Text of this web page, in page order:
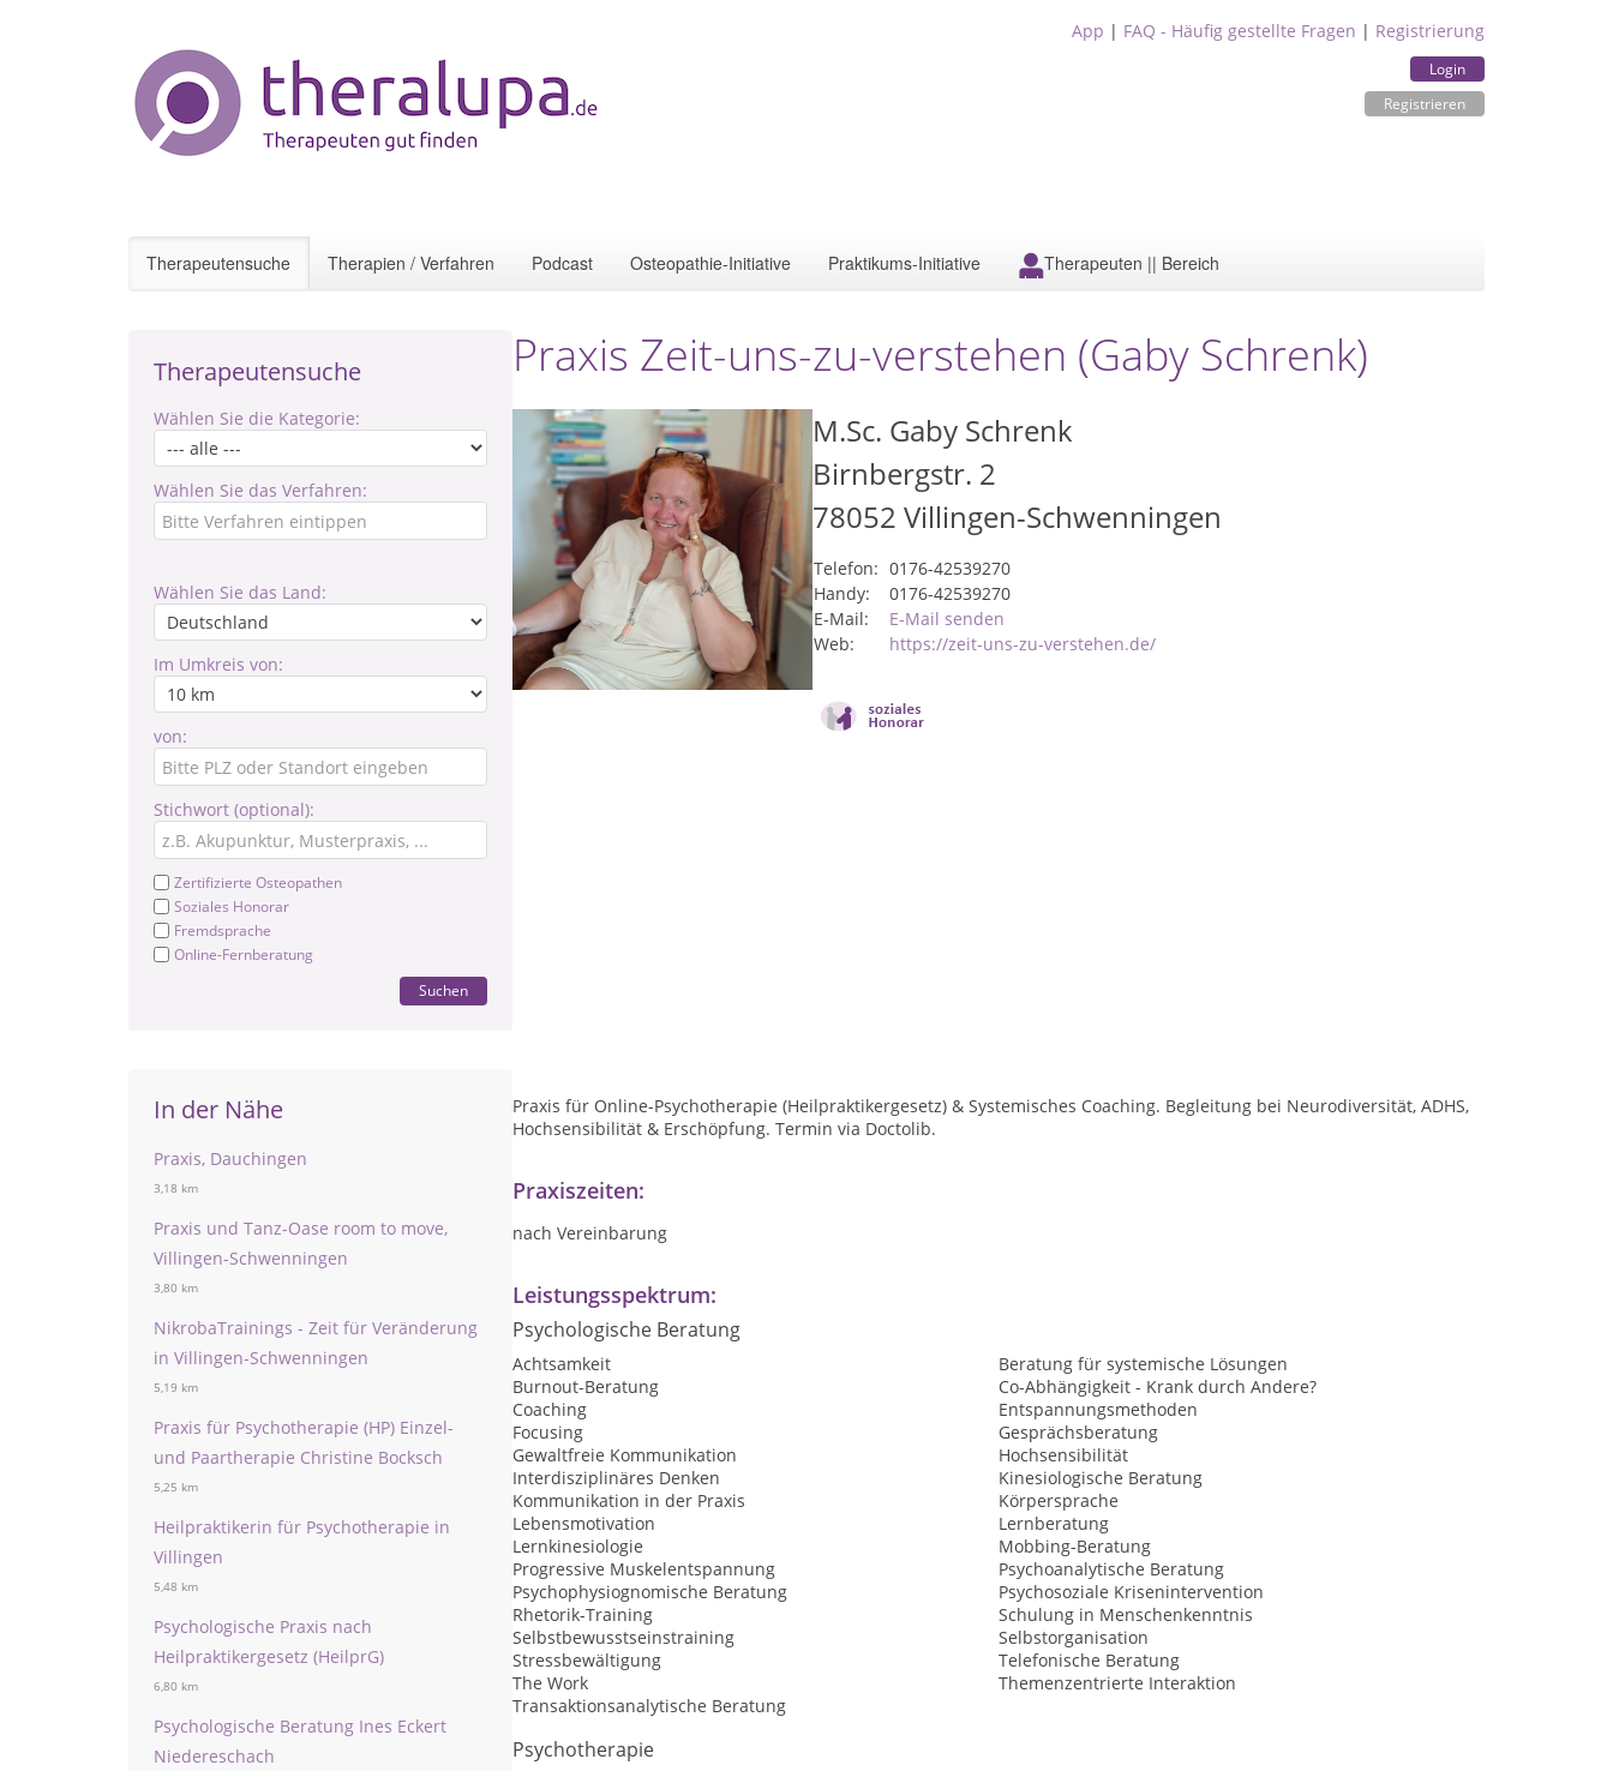
App | FAQ - Häufig gestellte Fragen | Registrierung
Login
Registrieren
Therapeutensuche Therapien / Verfahren Podcast Osteopathie-Initiative Praktikums-Initiative Therapeuten || Bereich
Therapeutensuche
Wählen Sie die Kategorie:
Wählen Sie das Verfahren:
Wählen Sie das Land:
Im Umkreis von:
von:
Stichwort (optional):
Zertifizierte Osteopathen
Soziales Honorar
Fremdsprache
Online-Fernberatung
Suchen
In der Nähe
Praxis, Dauchingen
3,18 km
Praxis und Tanz-Oase room to move,
Villingen-Schwenningen
3,80 km
NikrobaTrainings - Zeit für Veränderung
in Villingen-Schwenningen
5,19 km
Praxis für Psychotherapie (HP) Einzel-
und Paartherapie Christine Bocksch
5,25 km
Heilpraktikerin für Psychotherapie in
Villingen
5,48 km
Psychologische Praxis nach
Heilpraktikergesetz (HeilprG)
6,80 km
Psychologische Beratung Ines Eckert
Niedereschach
Praxis Zeit-uns-zu-verstehen (Gaby Schrenk)
M.Sc. Gaby Schrenk
Birnbergstr. 2
78052 Villingen-Schwenningen
Telefon: 0176-42539270
Handy:
0176-42539270
E-Mail:
E-Mail senden
Web:
https://zeit-uns-zu-verstehen.de/
Praxis für Online-Psychotherapie (Heilpraktikergesetz) & Systemisches Coaching. Begleitung bei Neurodiversität, ADHS,
Hochsensibilität & Erschöpfung. Termin via Doctolib.
Praxiszeiten:
nach Vereinbarung
Leistungsspektrum:
Psychologische Beratung
Achtsamkeit
Beratung für systemische Lösungen
Burnout-Beratung
Co-Abhängigkeit - Krank durch Andere?
Coaching
Entspannungsmethoden
Focusing
Gesprächsberatung
Gewaltfreie Kommunikation
Hochsensibilität
Interdisziplinäres Denken
Kinesiologische Beratung
Kommunikation in der Praxis
Körpersprache
Lebensmotivation
Lernberatung
Lernkinesiologie
Mobbing-Beratung
Progressive Muskelentspannung
Psychoanalytische Beratung
Psychophysiognomische Beratung
Psychosoziale Krisenintervention
Rhetorik-Training
Schulung in Menschenkenntnis
Selbstbewusstseinstraining
Selbstorganisation
Stressbewältigung
Telefonische Beratung
The Work
Themenzentrierte Interaktion
Transaktionsanalytische Beratung
Psychotherapie